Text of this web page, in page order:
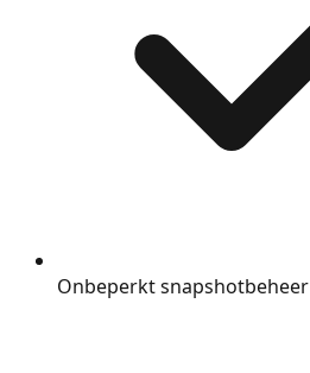
Onbeperkt snapshotbeheer